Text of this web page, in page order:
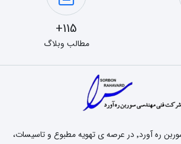
115+
مطالب وبلاگ
شرکت فنی مهندسی سوربن ره آورد٬ در عرصه ی تهویه مطبوع و تاسیسات،